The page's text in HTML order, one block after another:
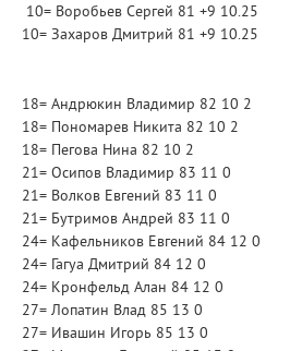
10= Воробьев Сергей 81 +9 10.25
10= Захаров Дмитрий 81 +9 10.25
18= Андрюкин Владимир 82 10 2
18= Пономарев Никита 82 10 2
18= Пегова Нина 82 10 2
21= Осипов Владимир 83 11 0
21= Волков Евгений 83 11 0
21= Бутримов Андрей 83 11 0
24= Кафельников Евгений 84 12 0
24= Гагуа Дмитрий 84 12 0
24= Кронфельд Алан 84 12 0
27= Лопатин Влад 85 13 0
27= Ивашин Игорь 85 13 0